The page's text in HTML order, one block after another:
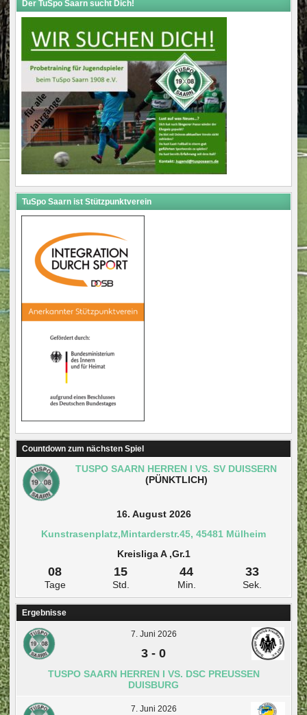
Der TuSpo Saarn sucht Dich!
TuSpo Saarn ist Stützpunktverein
Countdown zum nächsten Spiel
TUSPO SAARN HERREN I VS. SV DUISSERN
(PÜNKTLICH)
16. August 2026
Kunstrasenplatz,Mintarderstr.45, 45481 Mülheim
Kreisliga A ,Gr.1
08
Tage
15
Std.
44
Min.
33
Sek.
Ergebnisse
7. Juni 2026
3 - 0
TUSPO SAARN HERREN I VS. DSC PREUSSEN D
UISBURG
7. Juni 2026